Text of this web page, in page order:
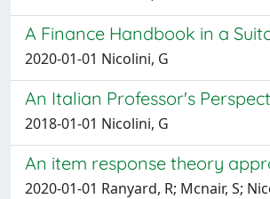
A Finance Handbook in a
2020-01-01 Nicolini, G
An Italian Professor's
2018-01-01 Nicolini, G
An item response theory
2020-01-01 Ranyard, R; Mcnair, S;